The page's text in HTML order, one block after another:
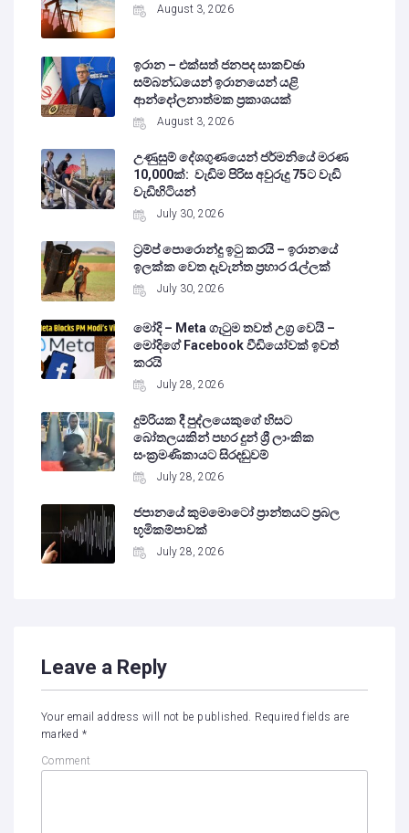
August 3, 2026
ඉරාන – එක්සත් ජනපද සාකච්ඡා
සම්බන්ධයෙන් ඉරානයෙන් යළි
ආන්දෝලනාත්මක ප්‍රකාශයක්
August 3, 2026
උණුසුම් දේශගුණයෙන් ජර්මනියේ මරණ
10,000ක්: වැඩිම පිරිස අවුරුදු 75ට වැඩි
වැඩිහිටියන්
July 30, 2026
ට්‍රම්ප් පොරොන්දු ඉටු කරයි – ඉරානයේ
ඉලක්ක වෙත දැවැන්ත ප්‍රහාර රැල්ලක්
July 30, 2026
මෝදි – Meta ගැටුම තවත් උග්‍ර වෙයි –
මෝදිගේ Facebook වීඩියෝවක් ඉවත්
කරයි
July 28, 2026
දුම්රියක දී පුද්ලයෙකුගේ හිසට
බෝතලයකින් පහර දුන් ශ්‍රී ලාංකික
සංක්‍රමණිකායට සිරදඬුවම්
July 28, 2026
ජපානයේ කුමමොටෝ ප්‍රාන්තයට ප්‍රබල
භූමිකම්පාවක්
July 28, 2026
Leave a Reply
Your email address will not be published.
Required fields are
marked *
Comment